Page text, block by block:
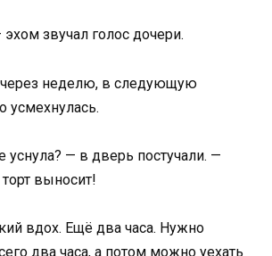
звучал голос дочери.
неделю, в следующую
усмехнулась.
— в дверь постучали. —
выносит!
вдох. Ещё два часа. Нужно
два часа, а потом можно уехать